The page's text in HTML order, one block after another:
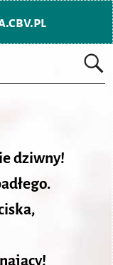
dziwny!